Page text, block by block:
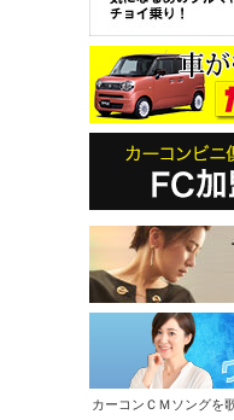
カーコンＣＭソングを